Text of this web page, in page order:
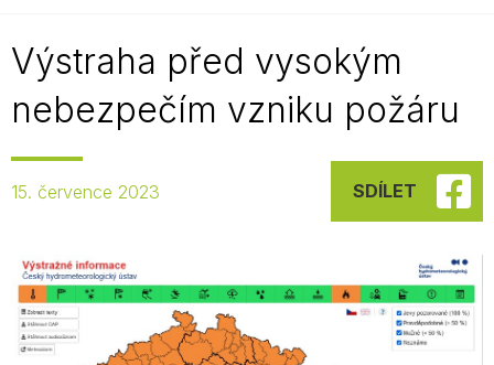
Výstraha před vysokým
nebezpečím vzniku požáru
15. července 2023 SDÍLET